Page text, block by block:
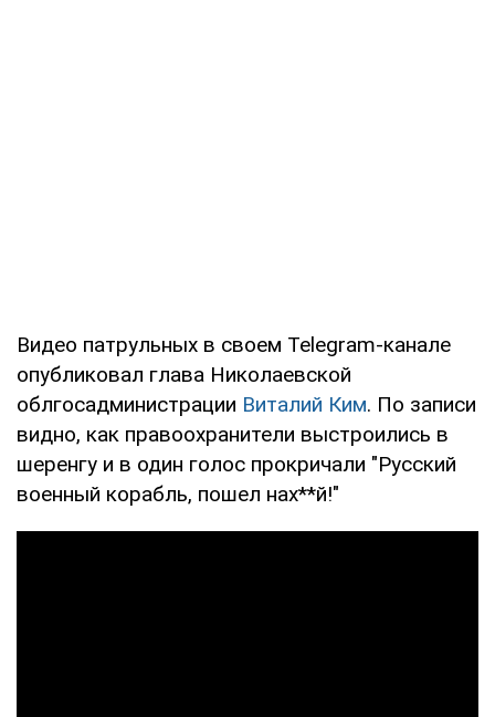
Видео патрульных в своем Telegram-канале
опубликовал глава Николаевской
облгосадминистрации Виталий Ким. По записи
видно, как правоохранители выстроились в
шеренгу и в один голос прокричали "Русский
военный корабль, пошел нах**й!"